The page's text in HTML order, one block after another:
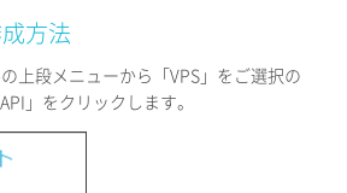
ログイン
方法
上段メニューから「VPS」をご選択の
」をクリックします。